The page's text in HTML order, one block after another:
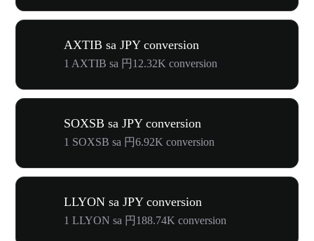
AXTIB sa JPY conversion
1 AXTIB sa 円12.32K conversion
SOXSB sa JPY conversion
1 SOXSB sa 円6.92K conversion
LLYON sa JPY conversion
1 LLYON sa 円188.74K conversion